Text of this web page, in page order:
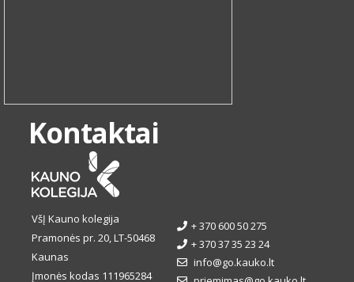
Kontaktai
VšĮ Kauno kolegija
Pramonės pr. 20, LT-50468
Kaunas
Įmonės kodas 111965284
+ 370 600 50 275
+ 370 37 35 23 24
info@go.kauko.lt